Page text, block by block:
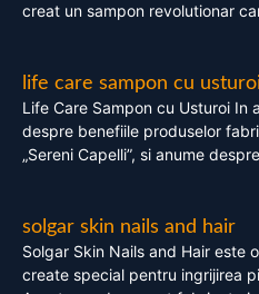
creat un sampon revolutionar
life care sampon cu
Life Care Sampon cu Usturoi In
despre benefiile produselor
„Sereni Capelli”, si anume
solgar skin nails and hair
Solgar Skin Nails and Hair este
create special pentru ingrijirea